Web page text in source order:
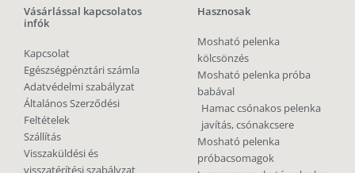
Vásárlással kapcsolatos
infók
Kapcsolat
Egészségpénztári számla
Adatvédelmi szabályzat
Általános Szerződési
Feltételek
Szállítás
Visszaküldési és
visszatérítési szabályzat
Hasznosak
Mosható pelenka
kölcsönzés
Mosható pelenka próba
babával
Hamac csónakos pelenka
javítás, csónakcsere
Mosható pelenka
próbacsomagok